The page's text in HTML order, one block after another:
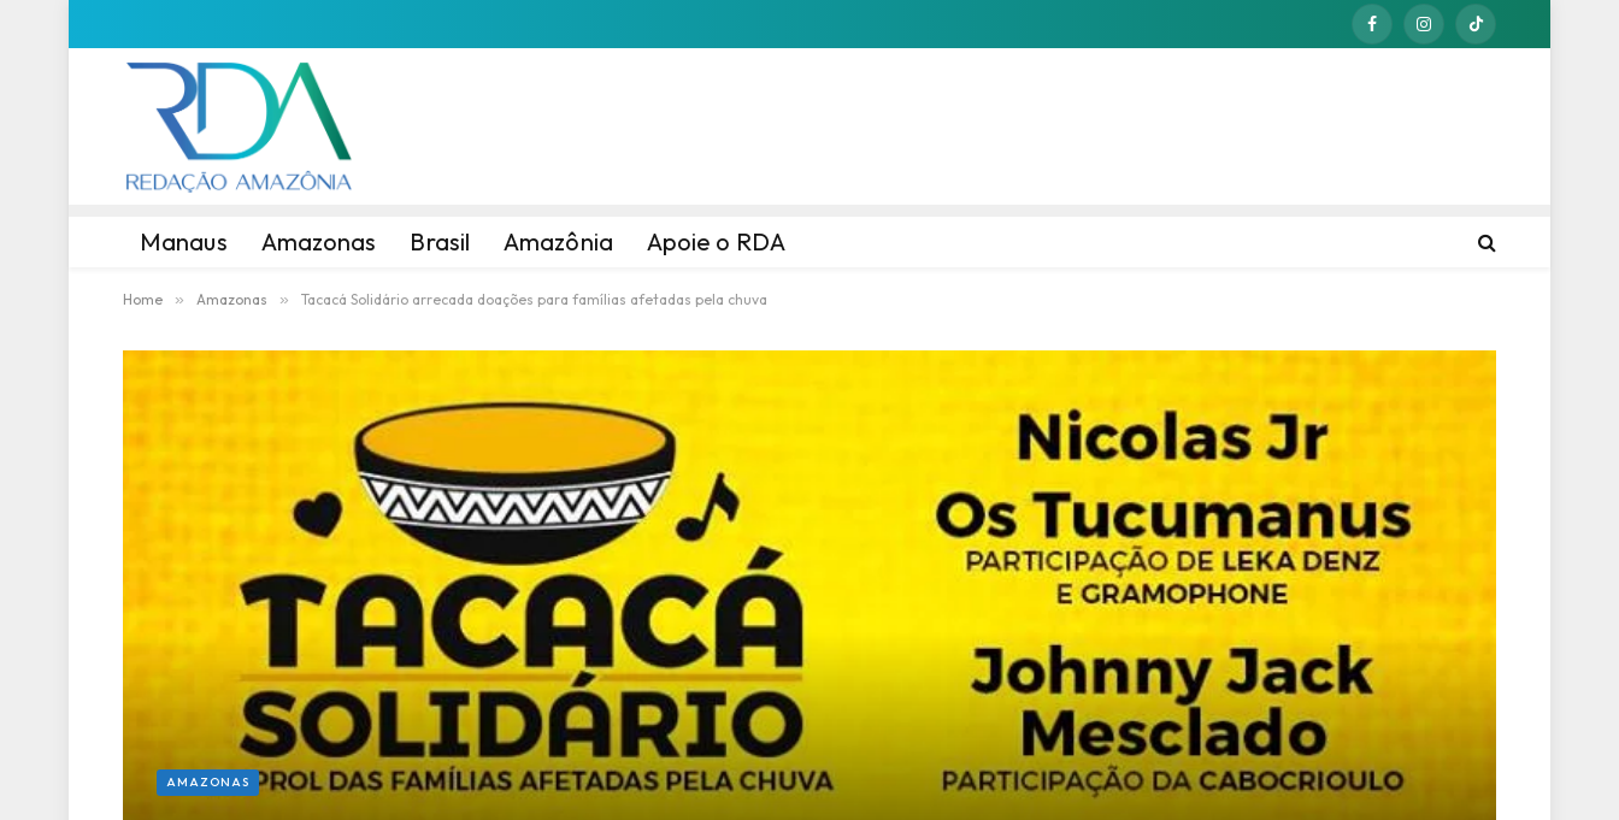
FacebookInstagramTikTok
Manaus Amazonas Brasil Amazônia Apoie o RDA
Home » Amazonas » Tacacá Solidário arrecada doações para famílias afetadas pela chuva
AMAZONAS